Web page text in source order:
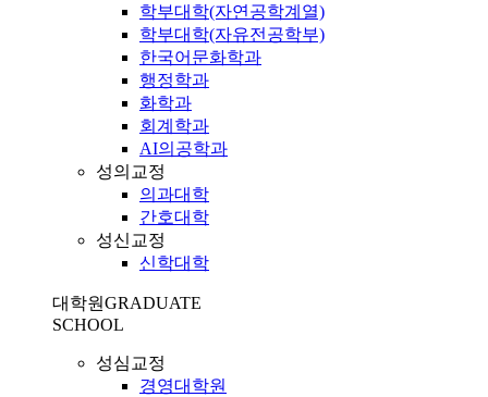
학부대학(자연공학계열)
학부대학(자유전공학부)
한국어문화학과
행정학과
화학과
회계학과
AI의공학과
성의교정
의과대학
간호대학
성신교정
신학대학
대학원GRADUATE
SCHOOL
성심교정
경영대학원